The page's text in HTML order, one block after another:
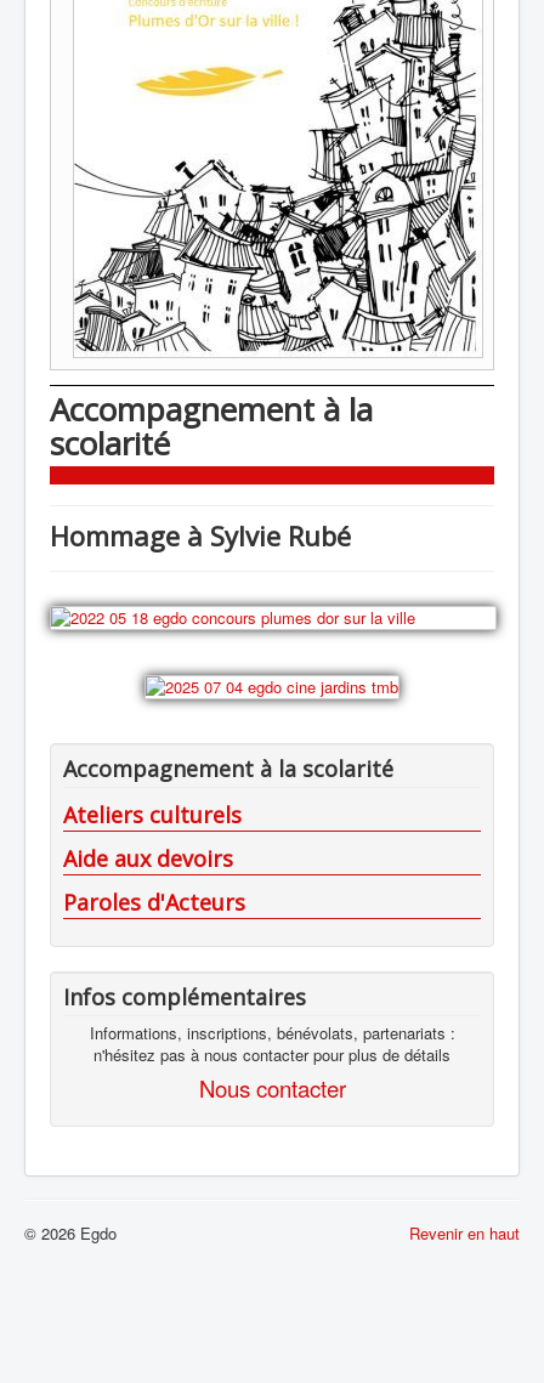
Accompagnement à la
scolarité
Hommage à Sylvie Rubé
Accompagnement à la scolarité
Ateliers culturels
Aide aux devoirs
Paroles d'Acteurs
Infos complémentaires
Informations, inscriptions, bénévolats, partenariats :
n'hésitez pas à nous contacter pour plus de détails
Nous contacter
Revenir en haut
© 2026 Egdo